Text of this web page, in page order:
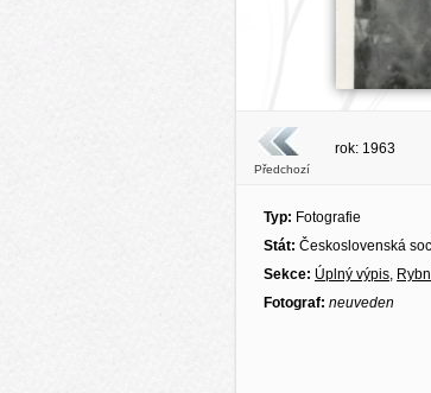
Předchozí
rok: 1963
Typ: Fotografie
Stát: Československá
Sekce: Úplný výpis,
Fotograf: neuveden